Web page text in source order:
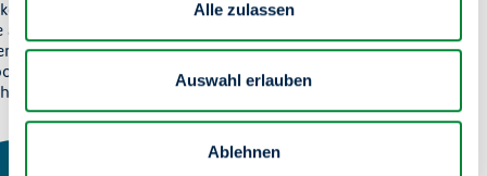
Alle zulassen
Auswahl erlauben
Ablehnen
Cookies.
Sie
um den
sehen zu
können.
Unsere Highlights vom